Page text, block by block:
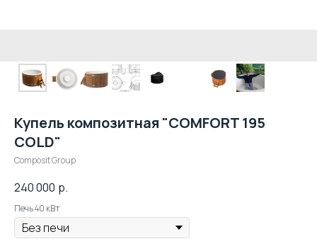
Купель композитная "COMFORT 195
COLD"
Composit Group
240 000 р.
Печь 40 кВт